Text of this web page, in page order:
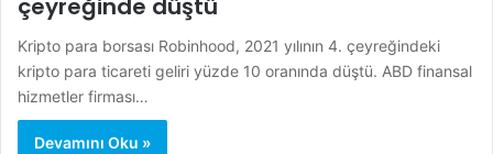
çeyreğinde düştü
Kripto para borsası Robinhood, 2021 yılının 4. çeyreğindeki
kripto para ticareti geliri yüzde 10 oranında düştü. ABD finansal
hizmetler firması…
Devamını Oku »